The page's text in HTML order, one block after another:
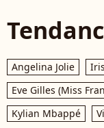
Angelina Jolie
Eve Gilles (Miss
Kylian Mbappé